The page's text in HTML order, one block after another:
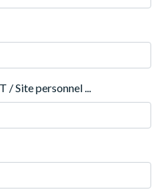
/ Site personnel ...